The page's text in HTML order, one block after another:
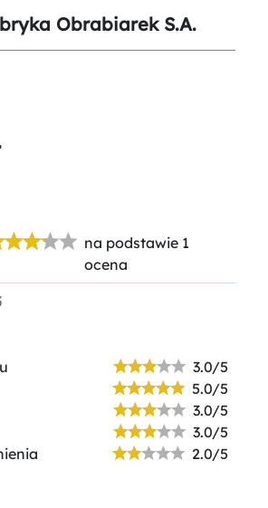
Obrabiarek S.A.
na podstawie 1
ocena
3.0/5
5.0/5
3.0/5
3.0/5
2.0/5